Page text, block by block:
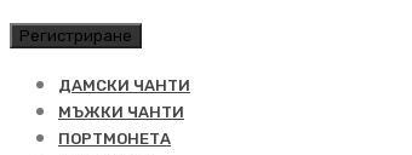
Регистриране
ДАМСКИ ЧАНТИ
МЪЖКИ ЧАНТИ
ПОРТМОНЕТА